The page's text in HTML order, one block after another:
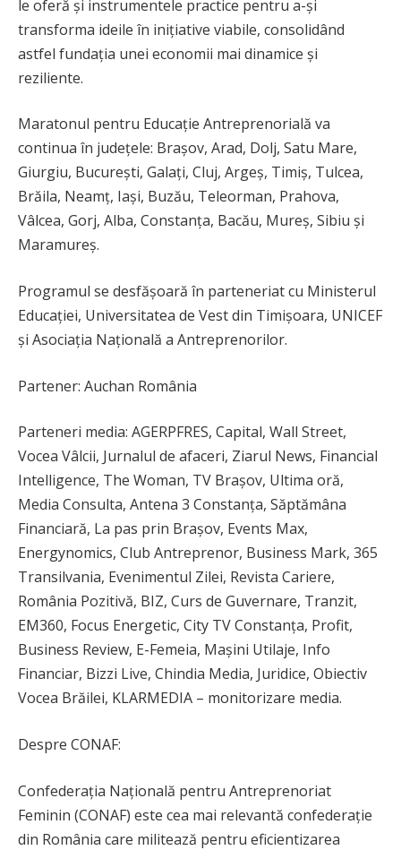
le oferă și instrumentele practice pentru a-și
transforma ideile în inițiative viabile, consolidând
astfel fundația unei economii mai dinamice și
reziliente.
Maratonul pentru Educație Antreprenorială va
continua în județele: Brașov, Arad, Dolj, Satu Mare,
Giurgiu, București, Galați, Cluj, Argeș, Timiș, Tulcea,
Brăila, Neamț, Iași, Buzău, Teleorman, Prahova,
Vâlcea, Gorj, Alba, Constanța, Bacău, Mureș, Sibiu și
Maramureș.
Programul se desfășoară în parteneriat cu Ministerul
Educației, Universitatea de Vest din Timișoara, UNICEF
și Asociația Națională a Antreprenorilor.
Partener: Auchan România
Parteneri media: AGERPFRES, Capital, Wall Street,
Vocea Vâlcii, Jurnalul de afaceri, Ziarul News, Financial
Intelligence, The Woman, TV Brașov, Ultima oră,
Media Consulta, Antena 3 Constanța, Săptămâna
Financiară, La pas prin Brașov, Events Max,
Energynomics, Club Antreprenor, Business Mark, 365
Transilvania, Evenimentul Zilei, Revista Cariere,
România Pozitivă, BIZ, Curs de Guvernare, Tranzit,
EM360, Focus Energetic, City TV Constanța, Profit,
Business Review, E-Femeia, Mașini Utilaje, Info
Financiar, Bizzi Live, Chindia Media, Juridice, Obiectiv
Vocea Brăilei, KLARMEDIA – monitorizare media.
Despre CONAF:
Confederaţia Naţională pentru Antreprenoriat
Feminin (CONAF) este cea mai relevantă confederație
din România care militează pentru eficientizarea